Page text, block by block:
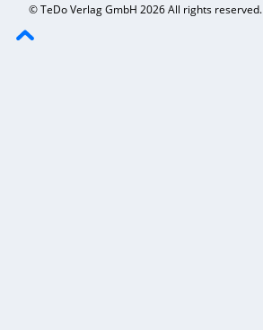
© TeDo Verlag GmbH 2026 All rights reserved.